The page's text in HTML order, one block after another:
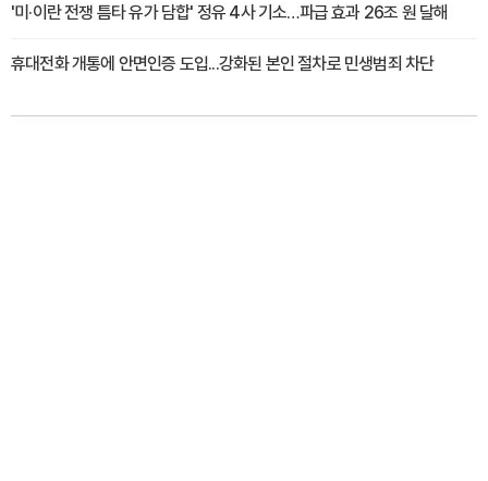
'미·이란 전쟁 틈타 유가 담합' 정유 4사 기소…파급 효과 26조 원 달해
휴대전화 개통에 안면인증 도입...강화된 본인 절차로 민생범죄 차단